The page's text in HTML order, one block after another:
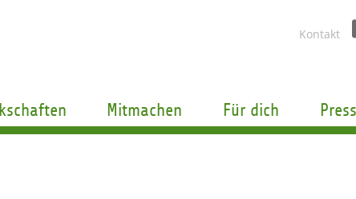
Kontakt
Mitmachen Für dich